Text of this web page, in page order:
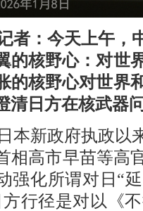
者：今天上午，
的核野心：对
的核野心对世界
清日方在核武器
本新政府执政以
相高市早苗等高
强化所谓对日“
行径是对以《